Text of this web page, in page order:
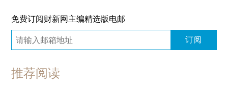
免费订阅财新网主编精选版电邮
订阅
推荐阅读